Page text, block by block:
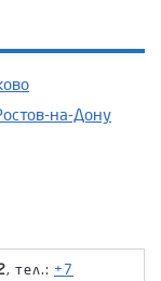
на-Дону
, тел.: +7